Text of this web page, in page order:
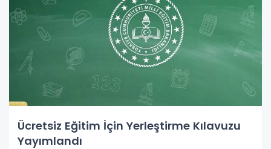
Ücretsiz Eğitim İçin Yerleştirme Kılavuzu
Yayımlandı